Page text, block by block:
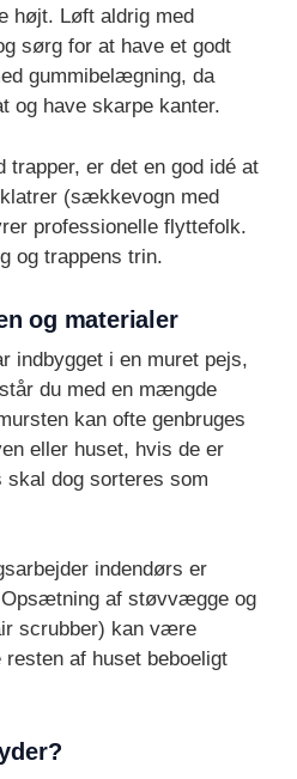
højt. Løft aldrig med
sørg for at have et godt
gummibelægning, da
og have skarpe kanter.
trapper, er det en god idé at
(sækkevogn med
professionelle flyttefolk.
og trappens trin.
og materialer
indbygget i en muret pejs,
du med en mængde
kan ofte genbruges
eller huset, hvis de er
skal dog sorteres som
indendørs er
af støvvægge og
scrubber) kan være
af huset beboeligt